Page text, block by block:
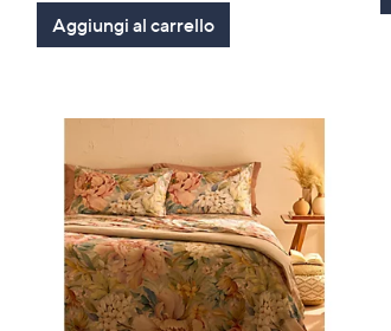
Aggiungi al carrello